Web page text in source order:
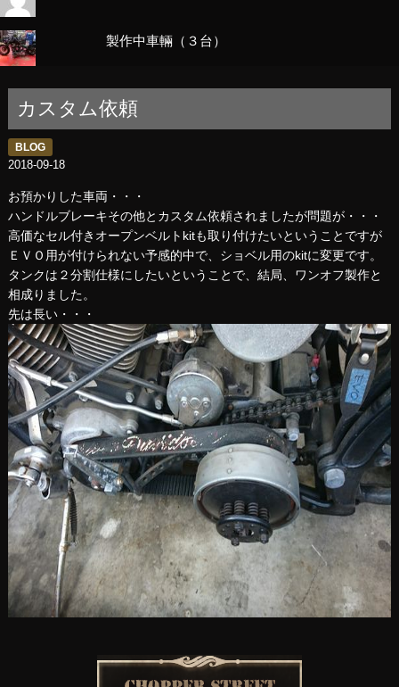
製作中車輛（３台）
カスタム依頼
BLOG
2018-09-18
お預かりした車両・・・
ハンドルブレーキその他とカスタム依頼されましたが問題が・・・
高価なセル付きオープンベルトkitも取り付けたいということですが
ＥＶＯ用が付けられない予感的中で、ショベル用のkitに変更です。
タンクは２分割仕様にしたいということで、結局、ワンオフ製作と
相成りました。
先は長い・・・